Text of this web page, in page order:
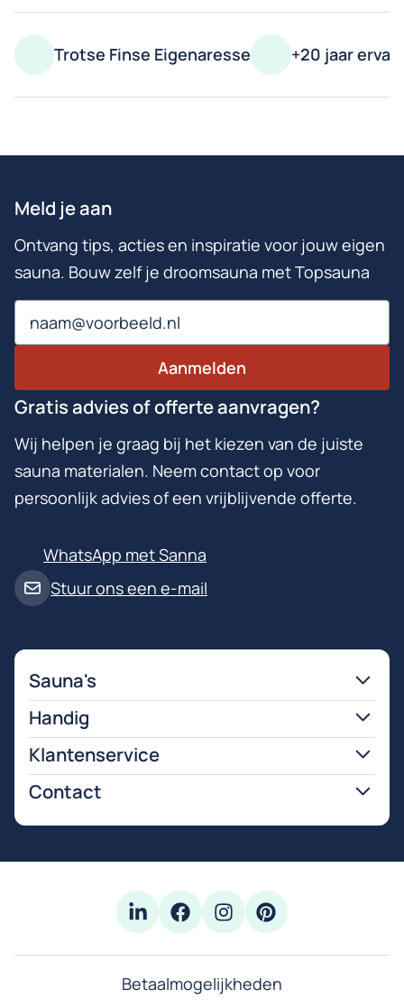
Trotse Finse Eigenaresse +20 jaar
Meld je aan
Ontvang tips, acties en inspiratie voor jouw eigen
sauna. Bouw zelf je droomsauna met Topsauna
Email
Aanmelden
Gratis advies of offerte aanvragen?
Wij helpen je graag bij het kiezen van de juiste
sauna materialen. Neem contact op voor
persoonlijk advies of een vrijblijvende offerte.
Stuur ons een e-mail
WhatsApp met Sanna
Sauna's
Handig
Klantenservice
Contact
Betaalmogelijkheden